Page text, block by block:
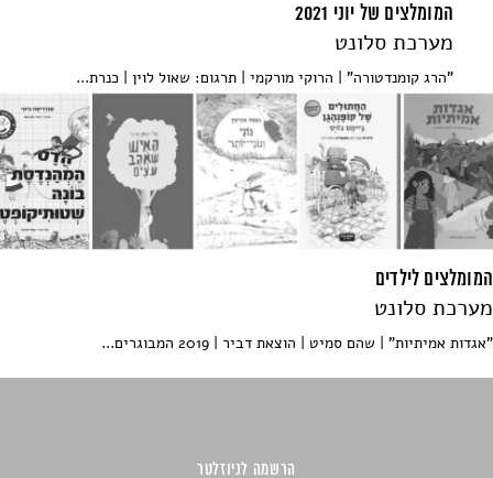
המומלצים של יוני 2021
מערכת סלונט
"הרג קומנדטורה" | הרוקי מורקמי | תרגום: שאול לוין | כנרת...
המומלצים לילדים
מערכת סלונט
"אגדות אמיתיות" | שהם סמיט | הוצאת דביר | 2019 המבוגרים...
הרשמה לניוזלטר